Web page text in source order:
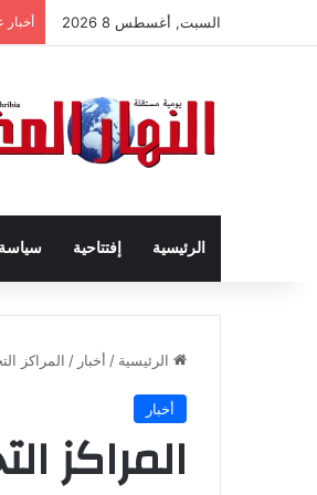
السبت, أغسطس 8 2026 أخبار
الرئيسية إفتتاحية سياسة
الرئيسية / أخبار / المراكز
أخبار
المراكز